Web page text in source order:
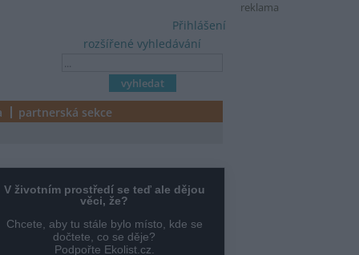
reklama
rozšířené vyhledávání
Přihlášení
partnerská sekce